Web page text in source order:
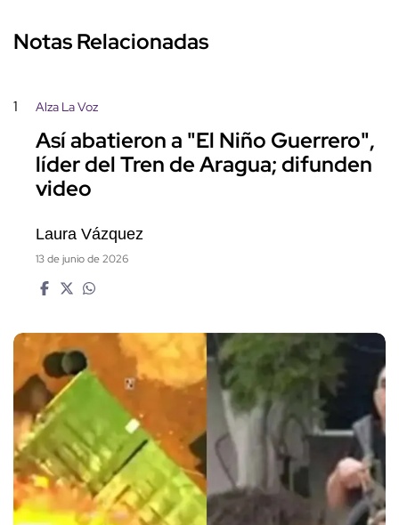
Notas Relacionadas
1 Alza La Voz
Así abatieron a "El Niño Guerrero",
líder del Tren de Aragua; difunden
video
Laura Vázquez
13 de junio de 2026